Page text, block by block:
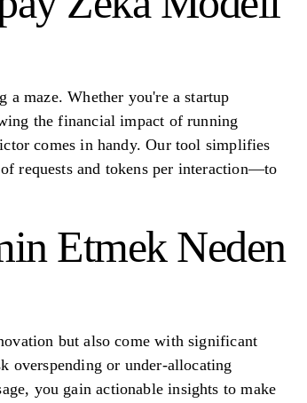
maze. Whether you're a startup
the financial impact of running
comes in handy. Our tool simplifies
requests and tokens per interaction—to
Etmek Neden
but also come with significant
overspending or under-allocating
you gain actionable insights to make